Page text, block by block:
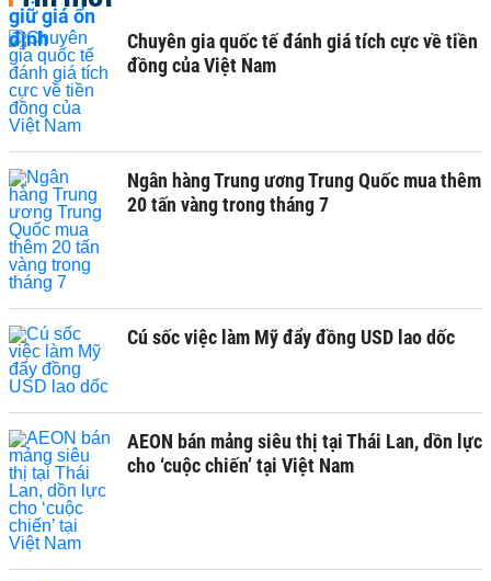
Chuyên gia quốc tế đánh giá tích cực về tiền
đồng của Việt Nam
Ngân hàng Trung ương Trung Quốc mua thêm
20 tấn vàng trong tháng 7
Cú sốc việc làm Mỹ đẩy đồng USD lao dốc
AEON bán mảng siêu thị tại Thái Lan, dồn lực
cho ‘cuộc chiến’ tại Việt Nam